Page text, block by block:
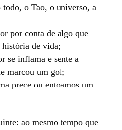
todo, o Tao, o universo, a
por conta de algo que
história de vida;
se inflama e sente a
marcou um gol;
prece ou entoamos um
ao mesmo tempo que